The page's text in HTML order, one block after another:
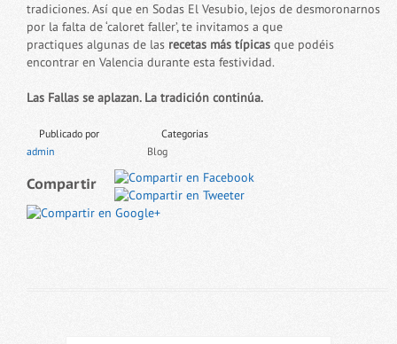
tradiciones. Así que en Sodas El Vesubio, lejos de desmoronarnos
por la falta de ‘caloret faller’, te invitamos a que
practiques algunas de las recetas más típicas que podéis
encontrar en Valencia durante esta festividad.
Las Fallas se aplazan. La tradición continúa.
Publicado por
admin
Categorias
Blog
Compartir